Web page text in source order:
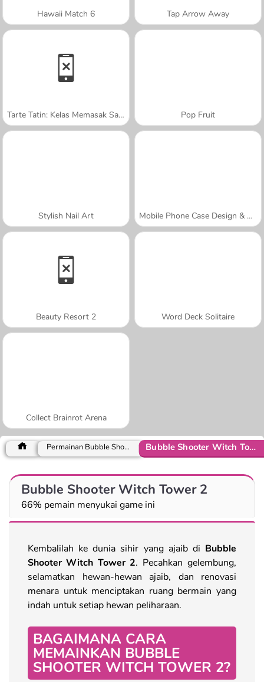
Hawaii Match 6 Tap Arrow Away
Tarte Tatin: Kelas Memasak Sara Pop Fruit
Stylish Nail Art Mobile Phone Case Design & DIY
Beauty Resort 2 Word Deck Solitaire
Collect Brainrot Arena
Permainan Bubble Shooter Bubble Shooter Witch Tower 2
Bubble Shooter Witch Tower 2
66% pemain menyukai game ini
Kembalilah ke dunia sihir yang ajaib di Bubble
Shooter Witch Tower 2. Pecahkan gelembung,
selamatkan hewan-hewan ajaib, dan renovasi
menara untuk menciptakan ruang bermain yang
indah untuk setiap hewan peliharaan.
BAGAIMANA CARA
MEMAINKAN BUBBLE
SHOOTER WITCH TOWER 2?